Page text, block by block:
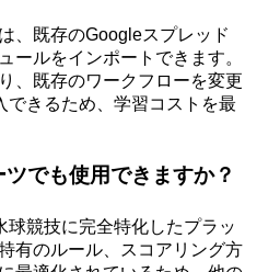
、既存のGoogleスプレッド
ールをインポートできます。
、既存のワークフローを変更
できるため、学習コストを最
ツでも使用できますか？
球競技に完全特化したプラッ
有のルール、スコアリング方